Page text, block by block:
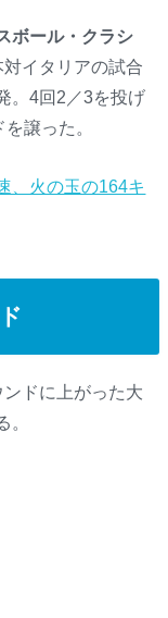
ボール・クラシ
イタリアの試合
。4回2／3を投げ
譲った。
、火の玉の164キ
ドに上がった大